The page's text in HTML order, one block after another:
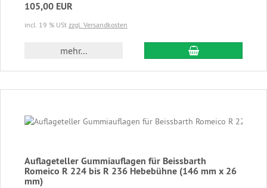
105,00 EUR
incl. 19 % USt zzgl. Versandkosten
mehr... In den
Auflageteller Gummiauflagen für Beissbarth
Romeico R 224 bis R 236 Hebebühne (146 mm x 26
mm)